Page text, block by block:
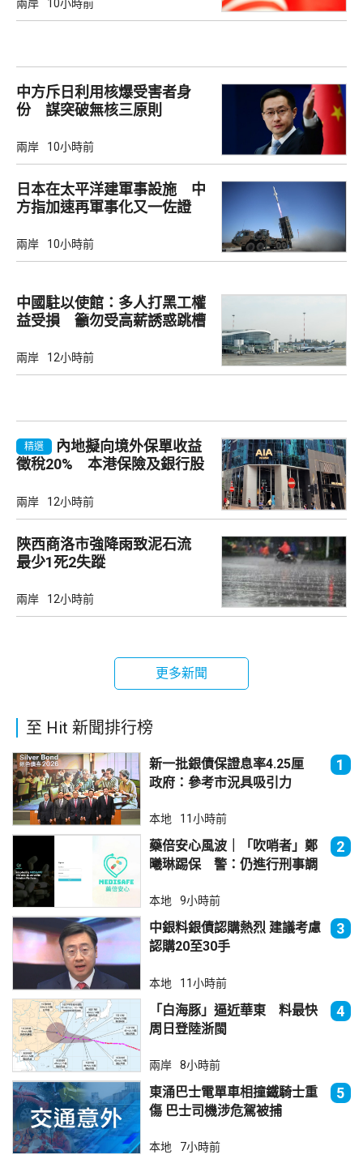
兩岸 10小時前
中方斥日利用核爆受害者身
份 謀突破無核三原則
兩岸 10小時前
日本在太平洋建軍事設施 中
方指加速再軍事化又一佐證
兩岸 10小時前
中國駐以使館：多人打黑工權
益受損 籲勿受高薪誘惑跳槽
兩岸 12小時前
精選
內地擬向境外保單收益
徵稅20% 本港保險及銀行股
兩岸 12小時前
陜西商洛市強降雨致泥石流
最少1死2失蹤
兩岸 12小時前
更多新聞
至 Hit 新聞排行榜
新一批銀債保證息率4.25厘
政府：參考市況具吸引力
1
本地 11小時前
藥倍安心風波｜「吹哨者」鄭
曦琳踢保 警：仍進行刑事調
2
本地 9小時前
中銀料銀債認購熱烈 建議考慮
認購20至30手
3
本地 11小時前
「白海豚」逼近華東 料最快
周日登陸浙閩
4
兩岸 8小時前
東涌巴士電單車相撞鐵騎士重
傷 巴士司機涉危駕被捕
5
本地 7小時前